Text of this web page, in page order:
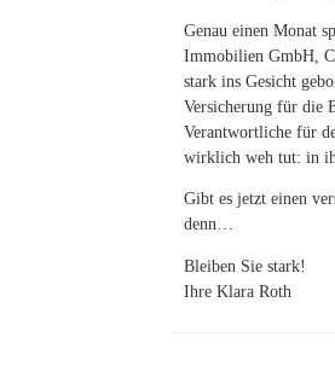
Genau einen Monat
Immobilien GmbH,
stark ins Gesicht
Versicherung für die
Verantwortliche für
wirklich weh tut: in
Gibt es jetzt einen
denn…
Bleiben Sie stark!
Ihre Klara Roth